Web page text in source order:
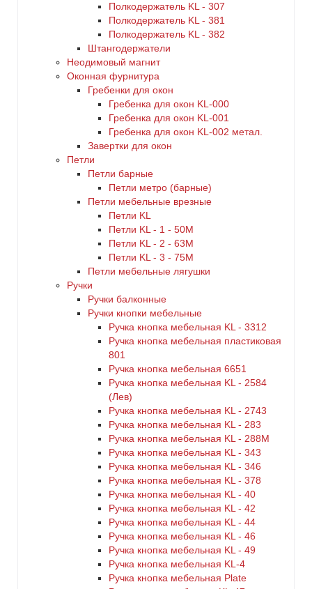
Полкодержатель KL - 307
Полкодержатель KL - 381
Полкодержатель KL - 382
Штангодержатели
Неодимовый магнит
Оконная фурнитура
Гребенки для окон
Гребенка для окон KL-000
Гребенка для окон KL-001
Гребенка для окон KL-002 метал.
Завертки для окон
Петли
Петли барные
Петли метро (барные)
Петли мебельные врезные
Петли KL
Петли KL - 1 - 50M
Петли KL - 2 - 63M
Петли KL - 3 - 75M
Петли мебельные лягушки
Ручки
Ручки балконные
Ручки кнопки мебельные
Ручка кнопка мебельная KL - 3312
Ручка кнопка мебельная пластиковая
801
Ручка кнопка мебельная 6651
Ручка кнопка мебельная KL - 2584
(Лев)
Ручка кнопка мебельная KL - 2743
Ручка кнопка мебельная KL - 283
Ручка кнопка мебельная KL - 288M
Ручка кнопка мебельная KL - 343
Ручка кнопка мебельная KL - 346
Ручка кнопка мебельная KL - 378
Ручка кнопка мебельная KL - 40
Ручка кнопка мебельная KL - 42
Ручка кнопка мебельная KL - 44
Ручка кнопка мебельная KL - 46
Ручка кнопка мебельная KL - 49
Ручка кнопка мебельная KL-4
Ручка кнопка мебельная Plate